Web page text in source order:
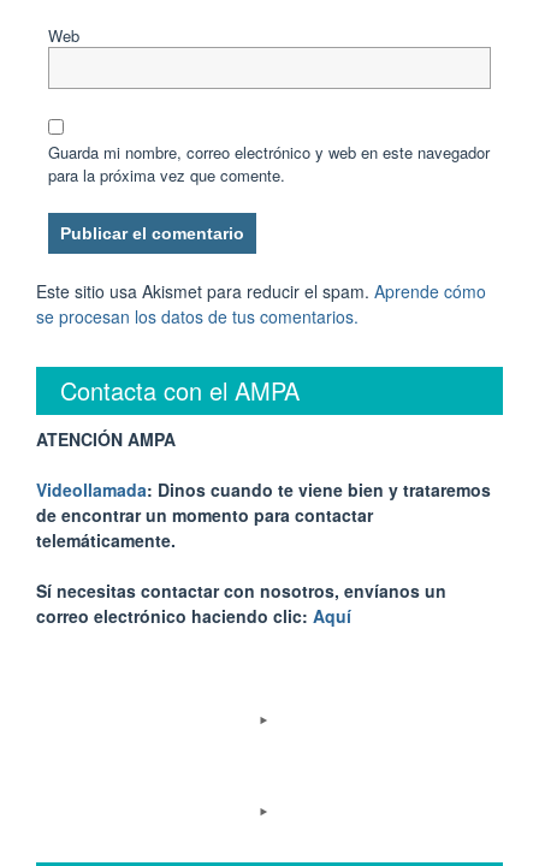
Web
Guarda mi nombre, correo electrónico y web en este navegador
para la próxima vez que comente.
Este sitio usa Akismet para reducir el spam. Aprende cómo
se procesan los datos de tus comentarios.
Contacta con el AMPA
ATENCIÓN AMPA
Videollamada: Dinos cuando te viene bien y trataremos
de encontrar un momento para contactar
telemáticamente.
Sí necesitas contactar con nosotros, envíanos un
correo electrónico haciendo clic: Aquí